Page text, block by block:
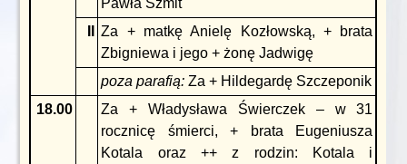
Pawła Szmit
Za + matkę Anielę Kozłowską, + brata
Zbigniewa i jego + żonę Jadwigę
poza parafią: Za + Hildegardę Szczeponik
18.00
Za + Władysława Świerczek – w 31
rocznicę śmierci, + brata Eugeniusza
Kotala oraz ++ z rodzin: Kotala i